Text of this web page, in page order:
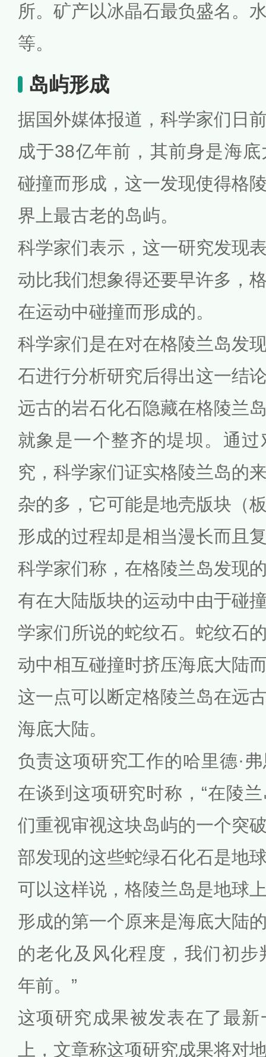
所。矿产以冰晶石最负盛名。
等。
岛屿形成
据国外媒体报道，科学家们日
成于38亿年前，其前身是海
碰撞而形成，这一发现使得格
界上最古老的岛屿。
科学家们表示，这一研究发现
动比我们想象得还要早许多，
在运动中碰撞而形成的。
科学家们是在对在格陵兰岛发
石进行分析研究后得出这一结
远古的岩石化石隐藏在格陵兰
就象是一个整齐的堤坝。通
究，科学家们证实格陵兰岛的
杂的多，它可能是地壳版块（
形成的过程却是相当漫长而且
科学家们称，在格陵兰岛发现
有在大陆版块的运动中由于碰
学家们所说的蛇纹石。蛇纹石
动中相互碰撞时挤压海底大陆
这一点可以断定格陵兰岛在远
海底大陆。
负责这项研究工作的哈里德·
在谈到这项研究时称，“在陵
们重视审视这块岛屿的一个突
部发现的这些蛇绿石化石是地
可以这样说，格陵兰岛是地球
形成的第一个原来是海底大陆
的老化及风化程度，我们初
年前。”
这项研究成果被发表在了最
上，文章称这项研究成果将对